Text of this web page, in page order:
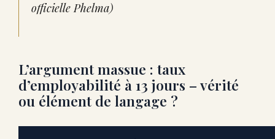
officielle Phelma)
L’argument massue : taux
d’employabilité à 13 jours – vérité
ou élément de langage ?